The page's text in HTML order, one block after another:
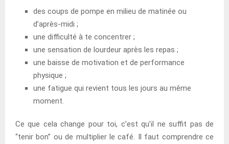
des coups de pompe en milieu de matinée ou
d’après-midi ;
une difficulté à te concentrer ;
une sensation de lourdeur après les repas ;
une baisse de motivation et de performance
physique ;
une fatigue qui revient tous les jours au même
moment.
Ce que cela change pour toi, c’est qu’il ne suffit pas de
“tenir bon” ou de multiplier le café. Il faut comprendre ce